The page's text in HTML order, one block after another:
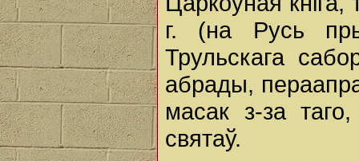
г. (на Русь
Трульскага
абрады,
масак з-за
святаў.